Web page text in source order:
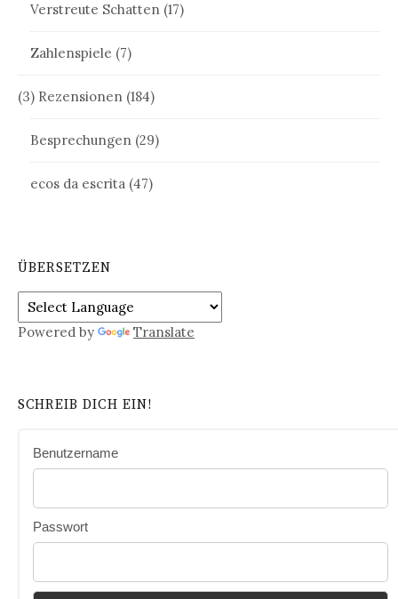
Verstreute Schatten (17)
Zahlenspiele (7)
(3) Rezensionen (184)
Besprechungen (29)
ecos da escrita (47)
ÜBERSETZEN
Powered by Translate
SCHREIB DICH EIN!
Benutzername
Passwort